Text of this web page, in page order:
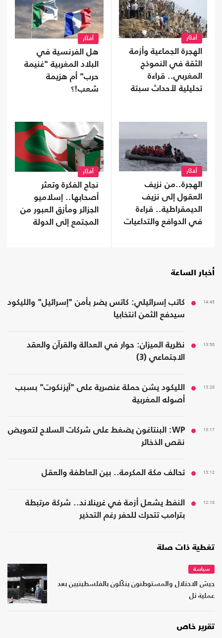
أفكَار
الهجرة الجماعية وأزمة
الثقة في النموذج
المغربي.. قراءة
تحليلية لأحداث سبتة
أفكَار
هل الفرنسية في
البلاد المغربية "غنيمة
حرب" أم هزيمة
شعب!؟
أفكَار
الهجرة..من نزيف
العقول إلى نزيف
الديمقراطية.. قراءة
في الدوافع والتداعيات
أفكَار
نجاح الفكرة وتعثر
أصحابها.. إسلاميو
الجزائر ومأزق العبور من
المجتمع إلى الدولة
أخبار الساعة
14:45
كاتب إسرائيلي: كاتس يضر بأمن "إسرائيل" والليكود
سيدفع الثمن انتخابيا
13:58
نظرية الميزان: حوار في العدالة والقرآن والعقد
الاجتماعي (3)
13:28
الليكود يشن حملة عنصرية على "آيزنكوت" بسبب
أصوله المغربية
13:17
WP: البنتاغون يضغط على شركات السلاح لتعويض
نقص الذخائر
13:12 تحالف مكة المكرمة.. بين العاطفة والعقل
12:18
النفط يشعل أزمة في غرينلاند.. شركة مرتبطة
بترامب تتحرك للحفر رغم التحذير
تغطية ذات صلة
سياسة
جيش الاحتلال والمستوطنون ينكّلون بالفلسطينيين بعد
عملية تل
تقرير خاص